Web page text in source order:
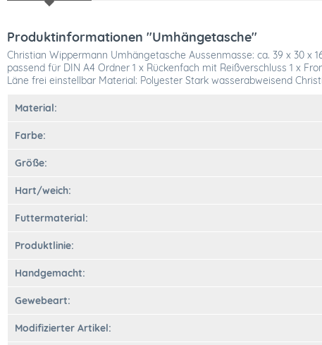
Produktinformationen "Umhängetasche"
Christian Wippermann Umhängetasche Aussenmasse: ca. 39 x 30 x
passend für DIN A4 Ordner 1 x Rückenfach mit Reißverschluss 1 x
Läne frei einstellbar Material: Polyester Stark wasserabweisend
Material:
Farbe:
Größe:
Hart/weich:
Futtermaterial:
Produktlinie:
Handgemacht:
Gewebeart:
Modifizierter Artikel: